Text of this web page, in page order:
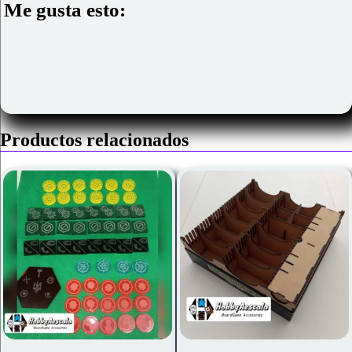
Me gusta esto:
Productos relacionados